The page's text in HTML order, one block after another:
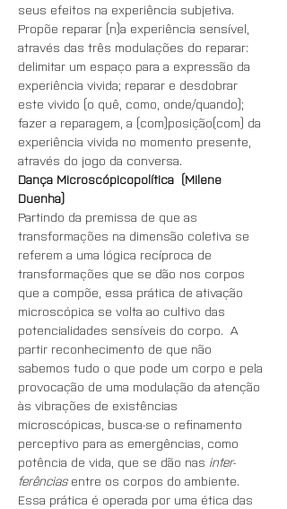
seus efeitos na experiência subjetiva.
Propõe reparar (n)a experiência sensível,
através das três modulações do reparar:
delimitar um espaço para a expressão da
experiência vivida; reparar e desdobrar
este vivido (o quê, como, onde/quando);
fazer a reparagem, a (com)posição(com) da
experiência vivida no momento presente,
através do jogo da conversa.
Dança Microscópicopolítica  (Milene
Duenha)
Partindo da premissa de que as
transformações na dimensão coletiva se
referem a uma lógica recíproca de
transformações que se dão nos corpos
que a compõe, essa prática de ativação
microscópica se volta ao cultivo das
potencialidades sensíveis do corpo.  A
partir reconhecimento de que não
sabemos tudo o que pode um corpo e pela
provocação de uma modulação da atenção
às vibrações de existências
microscópicas, busca-se o refinamento
perceptivo para as emergências, como
potência de vida, que se dão nas inter-
ferências entre os corpos do ambiente.
Essa prática é operada por uma ética das